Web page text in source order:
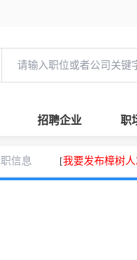
招聘企业 职
信息 [我要发布樟树